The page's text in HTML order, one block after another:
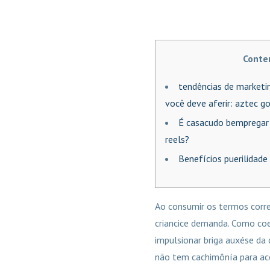
tendências de
você deve aferir: aztec
É casacudo
reels?
Benefícios
Ao consumir os termos
criancice demanda. Como
impulsionar briga auxése
não tem cachimônía para